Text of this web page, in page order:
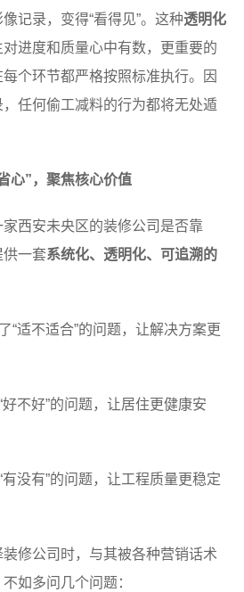
记录，变得“看得见”。这种透明化
进度和质量心中有数，更重要的
个环节都严格按照标准执行。因
任何偷工减料的行为都将无处遁
心”，聚焦核心价值
西安未央区的装修公司是否靠
供一套系统化、透明化、可追溯的
“适不适合”的问题，让解决方案更
好不好”的问题，让居住更健康安
有没有”的问题，让工程质量更稳定
装修公司时，与其被各种营销话术
如多问几个问题：